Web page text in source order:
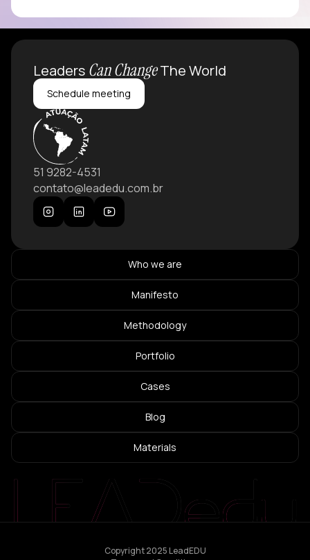
Leaders Can ChangeThe World
Schedule meeting
51 9282-4531
contato@leadedu.com.br
Who we are
Manifesto
Methodology
Portfolio
Cases
Blog
Materials
Copyright 2025 LeadEDU